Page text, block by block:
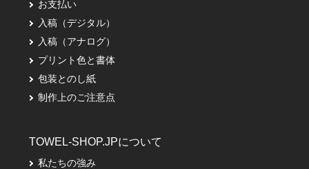
お支払い
入稿（デジタル）
入稿（アナログ）
プリント色と書体
包装とのし紙
制作上のご注意点
TOWEL-SHOP.JPについて
私たちの強み